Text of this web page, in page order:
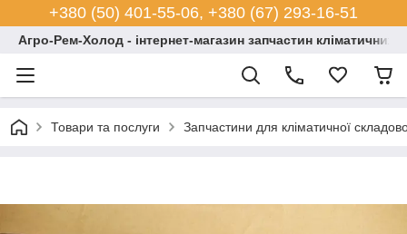
+380 (50) 401-55-06, +380 (67) 293-16-51
Агро-Рем-Холод - інтернет-магазин запчастин кліматичних
Товари та послуги Запчастини для кліматичної